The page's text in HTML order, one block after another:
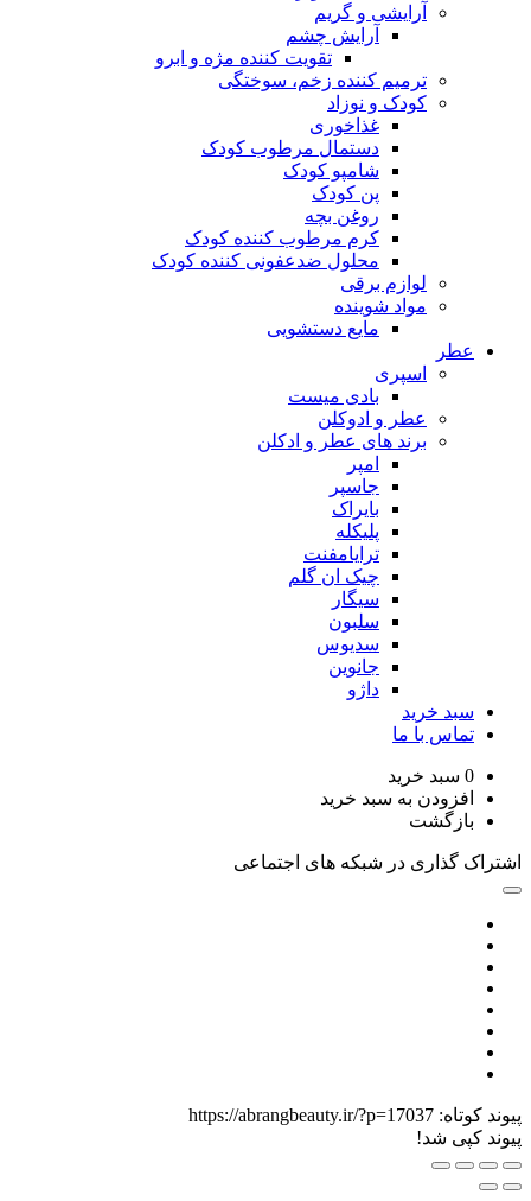
آرایشی و گریم
آرایش چشم
تقویت کننده مژه و ابرو
ترمیم کننده زخم، سوختگی
کودک و نوزاد
غذاخوری
دستمال مرطوب کودک
شامپو کودک
پن کودک
روغن بچه
کرم مرطوب کننده کودک
محلول ضدعفونی کننده کودک
لوازم برقی
مواد شوینده
مایع دستشویی
اسپری
بادی میست
عطر و ادوکلن
برند های عطر و ادکلن
ترایامفنت
چیک ان گلم
سدیوس
خرید
با ما
سبد خرید
به سبد خرید
در شبکه های اجتماعی
https://abrangbeauty.ir/?p=17037
شد!